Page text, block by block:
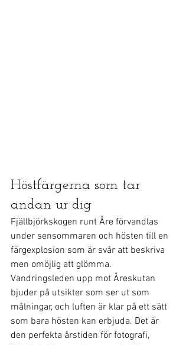
Höstfärgerna som tar
andan ur dig
Fjällbjörkskogen runt Åre förvandlas
under sensommaren och hösten till en
färgexplosion som är svår att beskriva
men omöjlig att glömma.
Vandringsleden upp mot Åreskutan
bjuder på utsikter som ser ut som
målningar, och luften är klar på ett sätt
som bara hösten kan erbjuda. Det är
den perfekta årstiden för fotografi,